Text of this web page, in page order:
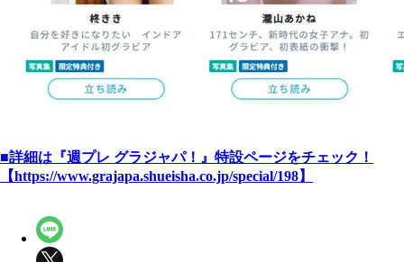
■詳細は『週プレ グラジャパ！』特設ページをチェック！
【https://www.grajapa.shueisha.co.jp/special/198】